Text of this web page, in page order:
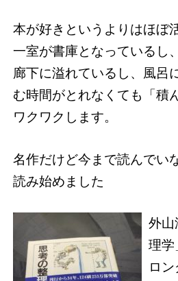
本が好きというよりはほぼ
一室が書庫となっているし
廊下に溢れているし、風呂
む時間がとれなくても「積
ワクワクします。
名作だけど今まで読んでい
読み始めました
外山
理学
ロ